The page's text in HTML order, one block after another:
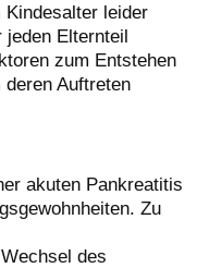
leider
Elternteil
zum Entstehen
Auftreten
akuten Pankreatitis
Zu
des